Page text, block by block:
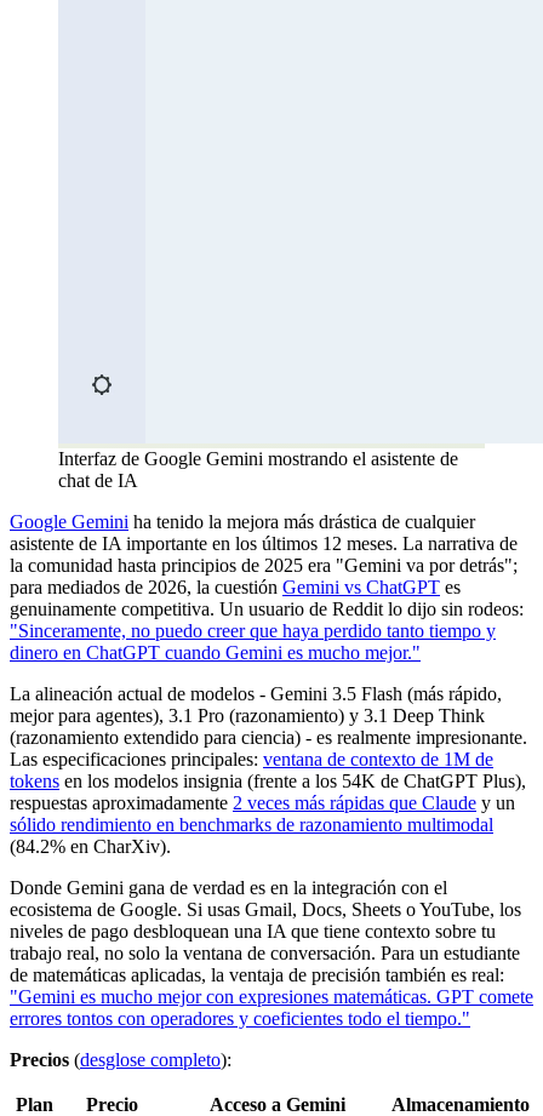
Interfaz de Google Gemini mostrando el asistente de
chat de IA
Google Gemini ha tenido la mejora más drástica de cualquier
asistente de IA importante en los últimos 12 meses. La narrativa de
la comunidad hasta principios de 2025 era "Gemini va por detrás";
para mediados de 2026, la cuestión Gemini vs ChatGPT es
genuinamente competitiva. Un usuario de Reddit lo dijo sin rodeos:
"Sinceramente, no puedo creer que haya perdido tanto tiempo y
dinero en ChatGPT cuando Gemini es mucho mejor."
La alineación actual de modelos - Gemini 3.5 Flash (más rápido,
mejor para agentes), 3.1 Pro (razonamiento) y 3.1 Deep Think
(razonamiento extendido para ciencia) - es realmente impresionante.
Las especificaciones principales: ventana de contexto de 1M de
tokens en los modelos insignia (frente a los 54K de ChatGPT Plus),
respuestas aproximadamente 2 veces más rápidas que Claude y un
sólido rendimiento en benchmarks de razonamiento multimodal
(84.2% en CharXiv).
Donde Gemini gana de verdad es en la integración con el
ecosistema de Google. Si usas Gmail, Docs, Sheets o YouTube, los
niveles de pago desbloquean una IA que tiene contexto sobre tu
trabajo real, no solo la ventana de conversación. Para un estudiante
de matemáticas aplicadas, la ventaja de precisión también es real:
"Gemini es mucho mejor con expresiones matemáticas. GPT comete
errores tontos con operadores y coeficientes todo el tiempo."
Precios (desglose completo):
Plan Precio Acceso a Gemini
Almacenamiento